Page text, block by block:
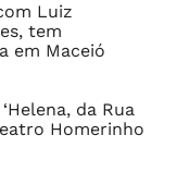
Luiz
tem
em Maceió
da Rua
Homerinho